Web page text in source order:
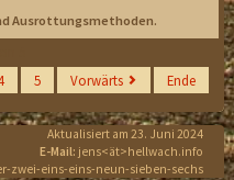
Ausrottungsmethoden.
5 Vorwärts Ende
Aktualisiert am 23. Juni 2024
E-Mail: jens<ät>hellwach.info
zwei-eins-eins-neun-sieben-sechs